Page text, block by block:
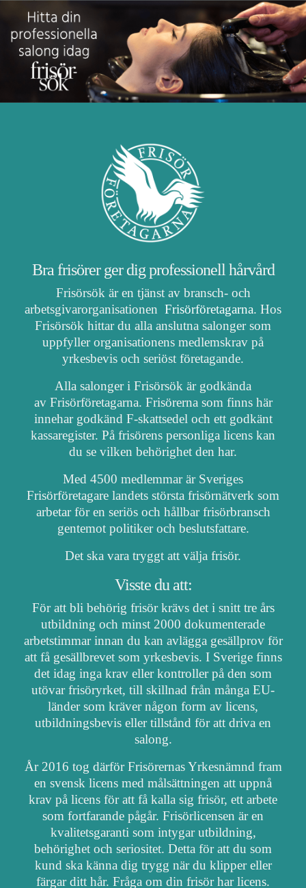
Bra frisörer ger dig professionell hårvård
Frisörsök är en tjänst av bransch- och
arbetsgivarorganisationen Frisörföretagarna. Hos
Frisörsök hittar du alla anslutna salonger som
uppfyller organisationens medlemskrav på
yrkesbevis och seriöst företagande.
Alla salonger i Frisörsök är godkända
av Frisörföretagarna. Frisörerna som finns här
innehar godkänd F-skattsedel och ett godkänt
kassaregister. På frisörens personliga licens kan
du se vilken behörighet den har.
Med 4500 medlemmar är Sveriges
Frisörföretagare landets största frisörnätverk som
arbetar för en seriös och hållbar frisörbransch
gentemot politiker och beslutsfattare.
Det ska vara tryggt att välja frisör.
Visste du att:
För att bli behörig frisör krävs det i snitt tre års
utbildning och minst 2000 dokumenterade
arbetstimmar innan du kan avlägga gesällprov för
att få gesällbrevet som yrkesbevis. I Sverige finns
det idag inga krav eller kontroller på den som
utövar frisöryrket, till skillnad från många EU-
länder som kräver någon form av licens,
utbildningsbevis eller tillstånd för att driva en
salong.
År 2016 tog därför Frisörernas Yrkesnämnd fram
en svensk licens med målsättningen att uppnå
krav på licens för att få kalla sig frisör, ett arbete
som fortfarande pågår. Frisörlicensen är en
kvalitetsgaranti som intygar utbildning,
behörighet och seriositet. Detta för att du som
kund ska känna dig trygg när du klipper eller
färgar ditt hår. Fråga om din frisör har licens.